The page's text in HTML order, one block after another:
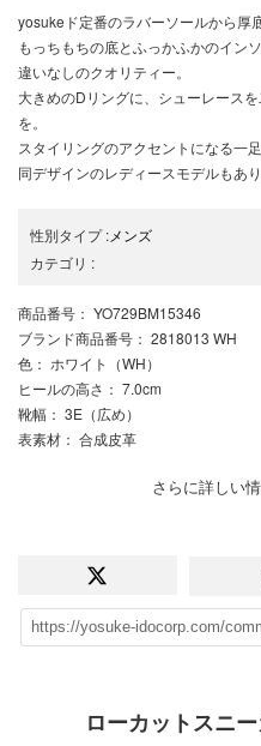
yosukeド定番のラバーソールから厚
もっちもちの底とふっかふかのイン
違いなしのクオリティー。
大きめのDリングに、シューレース
を。
スタイリングのアクセントになる一足
同デザインのレディースモデルもあ
性別タイプ:メンズ
カテゴリ :
商品番号 ： YO729BM15346
ブランド商品番号 ： 2818013 WH
色 ： ホワイト（WH）
ヒールの高さ ： 7.0cm
靴幅 ： 3E（広め）
表素材 ： 合成皮革
さらに詳しい
ローカットスニ